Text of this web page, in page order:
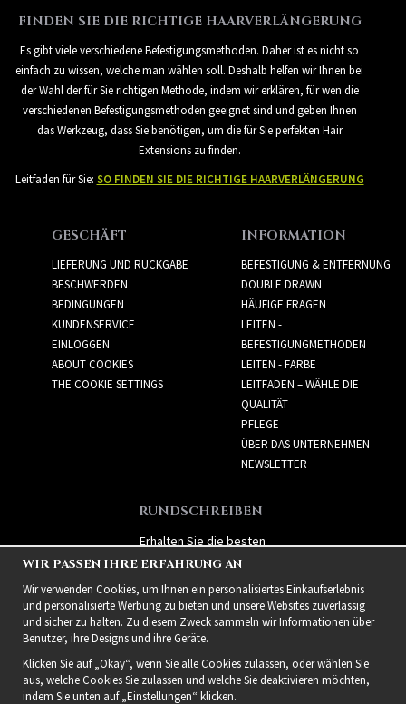
FINDEN SIE DIE RICHTIGE HAARVERLÄNGERUNG
Es gibt viele verschiedene Befestigungsmethoden. Daher ist es nicht so
einfach zu wissen, welche man wählen soll. Deshalb helfen wir Ihnen bei
der Wahl der für Sie richtigen Methode, indem wir erklären, für wen die
verschiedenen Befestigungsmethoden geeignet sind und geben Ihnen
das Werkzeug, dass Sie benötigen, um die für Sie perfekten Hair
Extensions zu finden.
Leitfaden für Sie: SO FINDEN SIE DIE RICHTIGE HAARVERLÄNGERUNG
GESCHÄFT
LIEFERUNG UND RÜCKGABE
BESCHWERDEN
BEDINGUNGEN
KUNDENSERVICE
EINLOGGEN
ABOUT COOKIES
THE COOKIE SETTINGS
INFORMATION
BEFESTIGUNG & ENTFERNUNG
DOUBLE DRAWN
HÄUFIGE FRAGEN
LEITEN -
BEFESTIGUNGMETHODEN
LEITEN - FARBE
LEITFADEN – WÄHLE DIE
QUALITÄT
PFLEGE
ÜBER DAS UNTERNEHMEN
NEWSLETTER
RUNDSCHREIBEN
Erhalten Sie die besten
Angebote und spannende
neue Produkte!
WIR PASSEN IHRE ERFAHRUNG AN
Wir verwenden Cookies, um Ihnen ein personalisiertes Einkaufserlebnis
und personalisierte Werbung zu bieten und unsere Websites zuverlässig
und sicher zu halten. Zu diesem Zweck sammeln wir Informationen über
Benutzer, ihre Designs und ihre Geräte.
Klicken Sie auf „Okay“, wenn Sie alle Cookies zulassen, oder wählen Sie
aus, welche Cookies Sie zulassen und welche Sie deaktivieren möchten,
indem Sie unten auf „Einstellungen“ klicken.